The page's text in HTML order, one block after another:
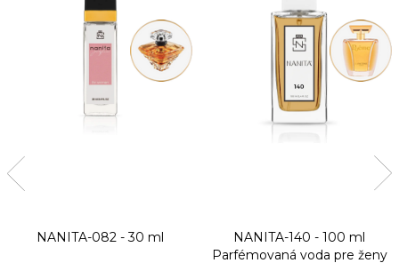
NANITA-082 - 30 ml
NANITA-140 - 100 ml
Parfémovaná voda pre ženy